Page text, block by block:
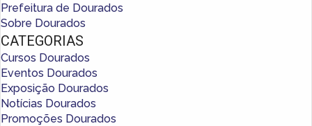
Prefeitura de Dourados
Sobre Dourados
CATEGORIAS
Cursos Dourados
Eventos Dourados
Exposição Dourados
Notícias Dourados
Promoções Dourados